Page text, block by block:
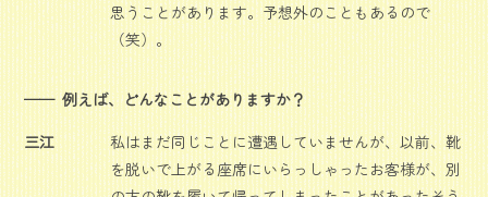
思うことがあります。予想外のこともあるので
（笑）。
例えば、どんなことがありますか？
三江
私はまだ同じことに遭遇していませんが、以前、靴
を脱いで上がる座席にいらっしゃったお客様が、別